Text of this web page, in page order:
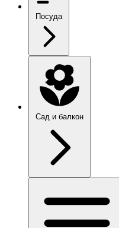
Посуда
Сад и балкон